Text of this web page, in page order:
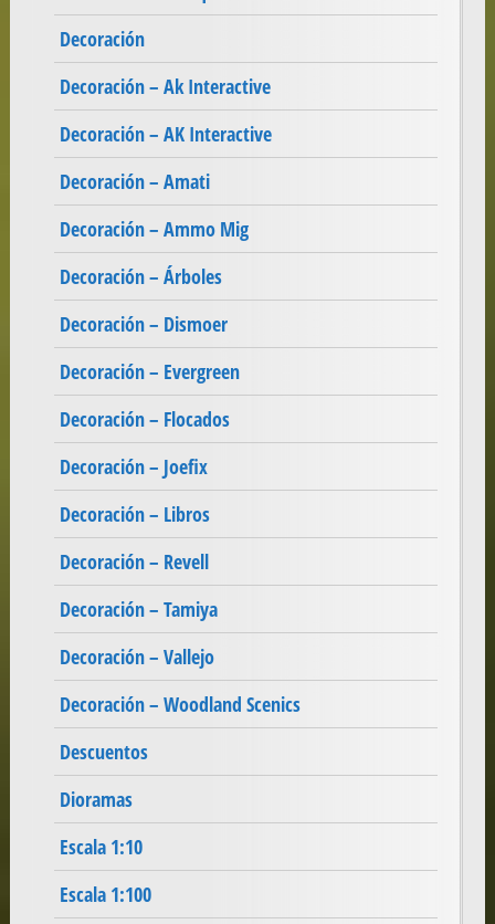
Decoración
Decoración – Ak Interactive
Decoración – AK Interactive
Decoración – Amati
Decoración – Ammo Mig
Decoración – Árboles
Decoración – Dismoer
Decoración – Evergreen
Decoración – Flocados
Decoración – Joefix
Decoración – Libros
Decoración – Revell
Decoración – Tamiya
Decoración – Vallejo
Decoración – Woodland Scenics
Descuentos
Dioramas
Escala 1:10
Escala 1:100